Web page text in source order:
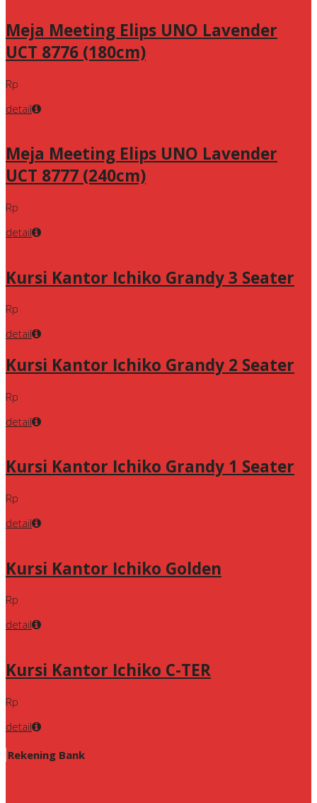
Meja Meeting Elips UNO Lavender
UCT 8776 (180cm)
Rp
detail
Meja Meeting Elips UNO Lavender
UCT 8777 (240cm)
Rp
detail
Kursi Kantor Ichiko Grandy 3 Seater
Rp
detail
Kursi Kantor Ichiko Grandy 2 Seater
Rp
detail
Kursi Kantor Ichiko Grandy 1 Seater
Rp
detail
Kursi Kantor Ichiko Golden
Rp
detail
Kursi Kantor Ichiko C-TER
Rp
detail
Rekening Bank